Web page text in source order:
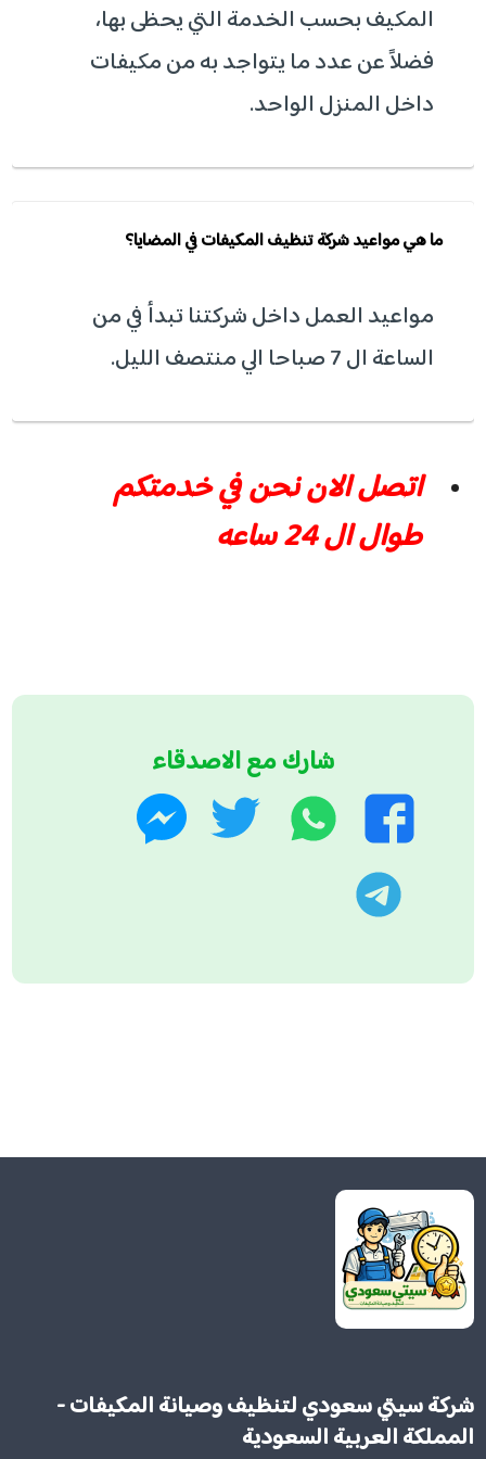
المكيف بحسب الخدمة التي يحظى بها،
فضلاً عن عدد ما يتواجد به من مكيفات
داخل المنزل الواحد.
ما هي مواعيد شركة تنظيف المكيفات في المضايا؟
مواعيد العمل داخل شركتنا تبدأ في من
الساعة ال 7 صباحا الي منتصف الليل.
اتصل الان نحن في خدمتكم
طوال ال 24 ساعه
شارك مع الاصدقاء
فيسبوك
واتساب تويتر
شركة سيتي سعودي لتنظيف وصيانة المكيفات -
المملكة العربية السعودية